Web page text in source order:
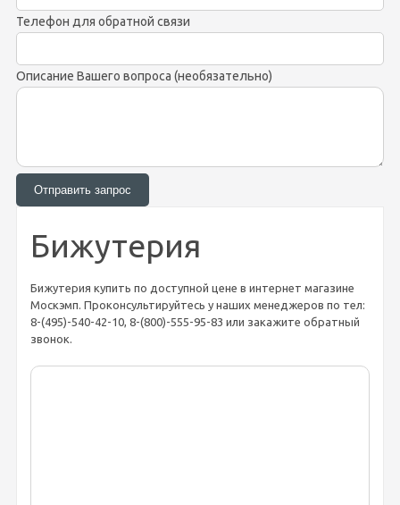
Телефон для обратной связи
Описание Вашего вопроса (необязательно)
Бижутерия
Бижутерия купить по доступной цене в интернет магазине
Москэмп. Проконсультируйтесь у наших менеджеров по тел:
8-(495)-540-42-10, 8-(800)-555-95-83 или закажите обратный
звонок.